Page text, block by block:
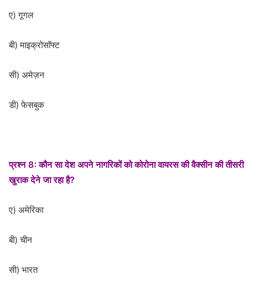
ए) गूगल
बी) माइक्रोसॉफ्ट
सी) अमेज़न
डी) फेसबुक
प्रश्न 8: कौन सा देश अपने नागरिकों को कोरोना वायरस की वैक्सीन की तीसरी
खुराक देने जा रहा है?
ए) अमेरिका
बी) चीन
सी) भारत